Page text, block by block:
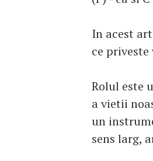
In acest
ce
Rolul este
a vietii
un
sens larg,